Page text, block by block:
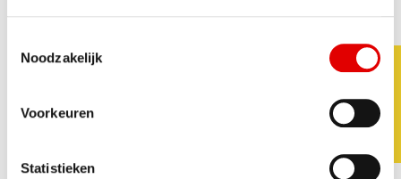
Noodzakelijk
Voorkeuren
Statistieken
Uw e-mailadres